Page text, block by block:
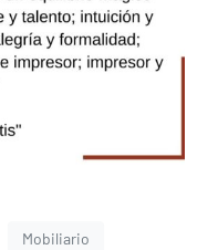
Mobiliario